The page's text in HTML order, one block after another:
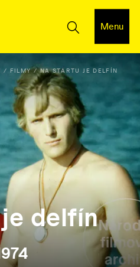
Menu
FILMY NA STARTU JE DELFÍN
delfín